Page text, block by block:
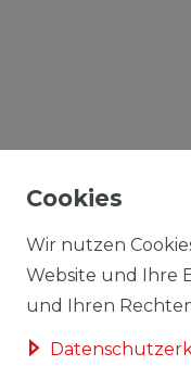
Cookies
Wir nutzen
Website und Ihre
und Ihren